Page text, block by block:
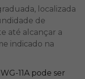
localizada
de
até alcançar a
indicado na
11A pode ser